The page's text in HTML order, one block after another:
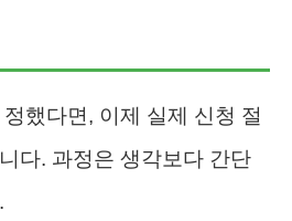
했다면, 이제 실제 신청 절
다. 과정은 생각보다 간단